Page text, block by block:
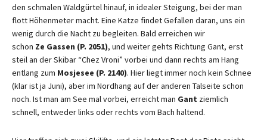
den schmalen Waldgürtel hinauf, in idealer Steigung, bei der man
flott Höhenmeter macht. Eine Katze findet Gefallen daran, uns ein
wenig durch die Nacht zu begleiten. Bald erreichen wir
schon Ze Gassen (P. 2051), und weiter gehts Richtung Gant, erst
steil an der Skibar “Chez Vroni” vorbei und dann rechts am Hang
entlang zum Mosjesee (P. 2140). Hier liegt immer noch kein Schnee
(klar ist ja Juni), aber im Nordhang auf der anderen Talseite schon
noch. Ist man am See mal vorbei, erreicht man Gant ziemlich
schnell, entweder links oder rechts vom Bach haltend.